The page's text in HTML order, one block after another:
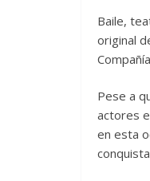
Baile,
original
Pese a
actores
en esta